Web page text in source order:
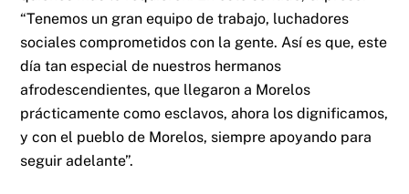
“Tenemos un gran equipo de trabajo, luchadores
sociales comprometidos con la gente. Así es que, este
día tan especial de nuestros hermanos
afrodescendientes, que llegaron a Morelos
prácticamente como esclavos, ahora los dignificamos,
y con el pueblo de Morelos, siempre apoyando para
seguir adelante”.